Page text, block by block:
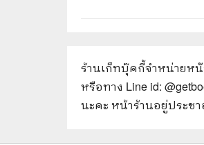
ร้านเก็ทบุ๊คกี้จำหน่ายห
หรือทาง Line id:
นะคะ หน้าร้านอยู่ประช